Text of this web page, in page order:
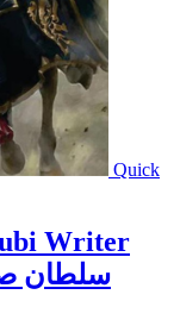
Quick
Writer